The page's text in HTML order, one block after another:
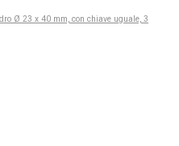
Ø 23 x 40 mm, con chiave uguale, 3